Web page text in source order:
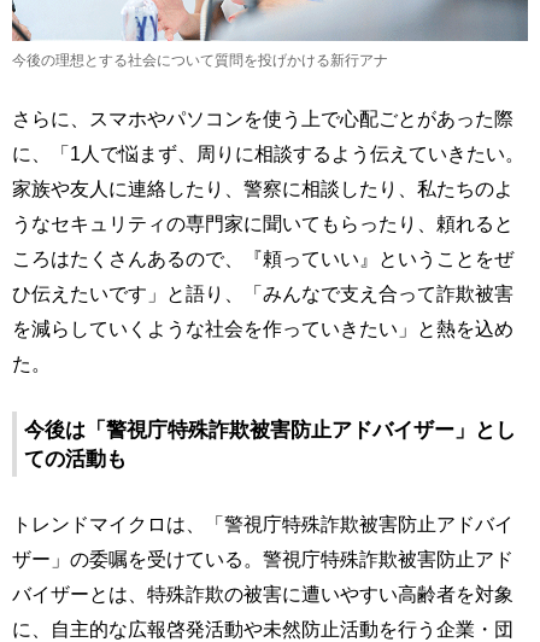
今後の理想とする社会について質問を投げかける新行アナ
さらに、スマホやパソコンを使う上で心配ごとがあった際
に、「1人で悩まず、周りに相談するよう伝えていきたい。
家族や友人に連絡したり、警察に相談したり、私たちのよ
うなセキュリティの専門家に聞いてもらったり、頼れると
ころはたくさんあるので、『頼っていい』ということをぜ
ひ伝えたいです」と語り、「みんなで支え合って詐欺被害
を減らしていくような社会を作っていきたい」と熱を込め
た。
今後は「警視庁特殊詐欺被害防止アドバイザー」とし
ての活動も
トレンドマイクロは、「警視庁特殊詐欺被害防止アドバイ
ザー」の委嘱を受けている。警視庁特殊詐欺被害防止アド
バイザーとは、特殊詐欺の被害に遭いやすい高齢者を対象
に、自主的な広報啓発活動や未然防止活動を行う企業・団